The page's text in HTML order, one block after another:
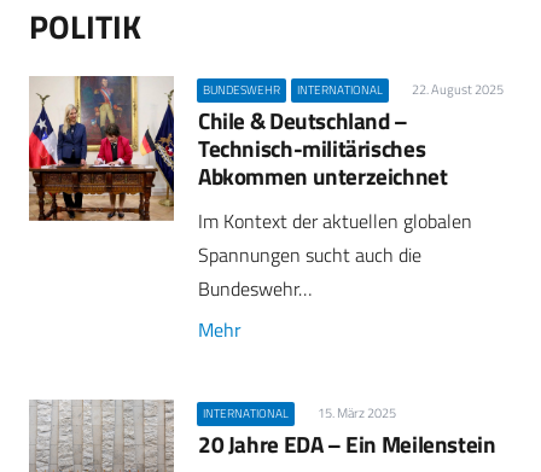
POLITIK
BUNDESWEHR INTERNATIONAL 22. August 2025
Chile & Deutschland –
Technisch-militärisches
Abkommen unterzeichnet
Im Kontext der aktuellen globalen
Spannungen sucht auch die
Bundeswehr…
Mehr
INTERNATIONAL 15. März 2025
20 Jahre EDA – Ein Meilenstein